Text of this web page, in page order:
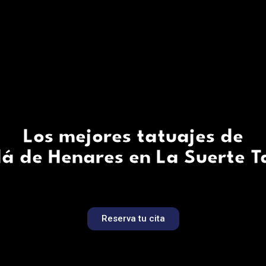
Los mejores tatuajes de
de Henares en La Suerte
Reserva tu cita